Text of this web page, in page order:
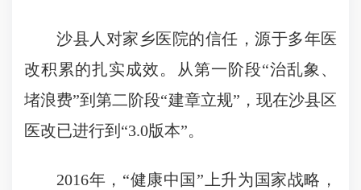
沙县人对家乡医院的信任，源于多年医
改积累的扎实成效。从第一阶段“治乱象、
堵浪费”到第二阶段“建章立规”，现在沙县区
医改已进行到“3.0版本”。
2016年，“健康中国”上升为国家战略，